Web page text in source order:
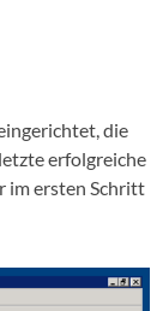
die
erfolgreiche
im ersten Schritt